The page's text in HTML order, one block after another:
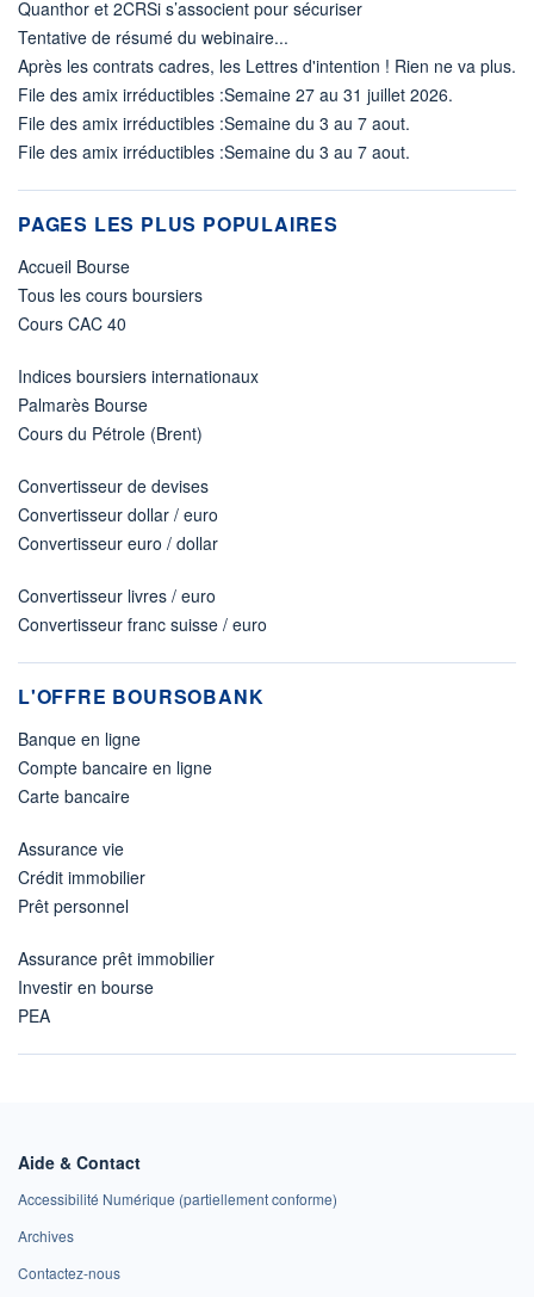
Quanthor et 2CRSi s’associent pour sécuriser
Tentative de résumé du webinaire...
Après les contrats cadres, les Lettres d'intention ! Rien ne va plus.
File des amix irréductibles :Semaine 27 au 31 juillet 2026.
File des amix irréductibles :Semaine du 3 au 7 aout.
File des amix irréductibles :Semaine du 3 au 7 aout.
PAGES LES PLUS POPULAIRES
Accueil Bourse
Tous les cours boursiers
Cours CAC 40
Indices boursiers internationaux
Palmarès Bourse
Cours du Pétrole (Brent)
Convertisseur de devises
Convertisseur dollar / euro
Convertisseur euro / dollar
Convertisseur livres / euro
Convertisseur franc suisse / euro
L'OFFRE BOURSOBANK
Banque en ligne
Compte bancaire en ligne
Carte bancaire
Assurance vie
Crédit immobilier
Prêt personnel
Assurance prêt immobilier
Investir en bourse
PEA
Aide & Contact
Accessibilité Numérique (partiellement conforme)
Archives
Contactez-nous